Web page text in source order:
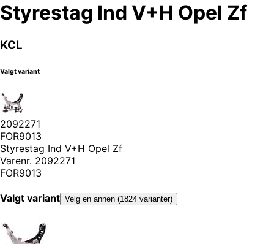
Styrestag Ind V+H Opel Zf
KCL
Valgt variant
2092271
FOR9013
Styrestag Ind V+H Opel Zf
Varenr. 2092271
FOR9013
Valgt variant Velg en annen (1824 varianter)